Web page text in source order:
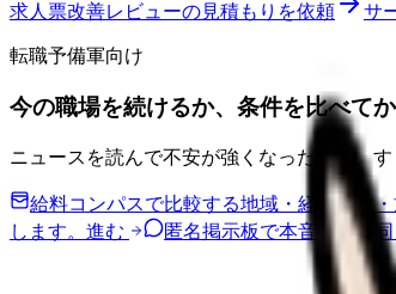
求人票改善レビューの見積もりを依頼
サ
転職予備軍向け
今の職場を続けるか、条件を比べてか
ニュースを読んで不安が強くなった時は、
給料コンパスで比較する地域・経験年数
します。 進む 匿名掲示板で本音を見る